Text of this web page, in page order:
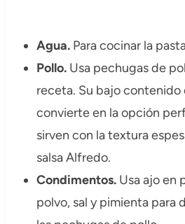
Agua. Para cocinar la
Pollo. Usa pechugas de
receta. Su bajo contenido
convierte en la opción
sirven con la textura
salsa Alfredo.
Condimentos. Usa ajo en
polvo, sal y pimienta para